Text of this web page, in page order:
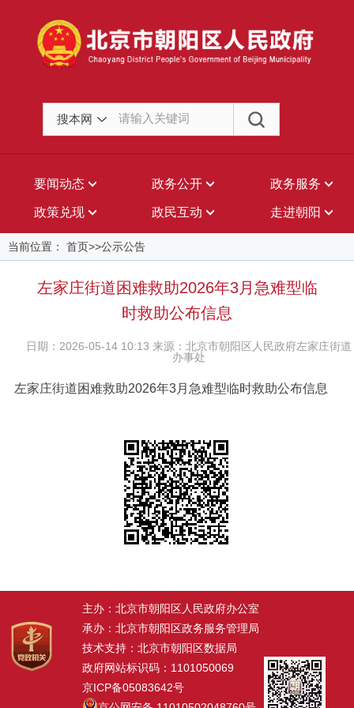
搜本网
要闻动态 政务公开 政务服务
政策兑现 政民互动 走进朝阳
当前位置： 首页>>公示公告
左家庄街道困难救助2026年3月急难型临
时救助公布信息
日期：2026-05-14 10:13 来源：北京市朝阳区人民政府左家庄街道
办事处
左家庄街道困难救助2026年3月急难型临时救助公布信息
主办：北京市朝阳区人民政府办公室
承办：北京市朝阳区政务服务管理局
技术支持：北京市朝阳区数据局
政府网站标识码：1101050069
京ICP备05083642号